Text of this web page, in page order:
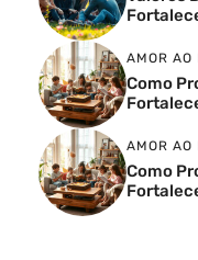
AMOR AO
Como
AMOR AO
Como